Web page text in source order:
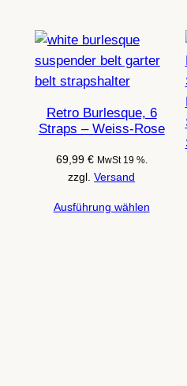
Retro Burlesque, 6
Straps – Weiss-Rose
69,99 € MwSt 19 %.
zzgl.Versand
Ausführung wählen